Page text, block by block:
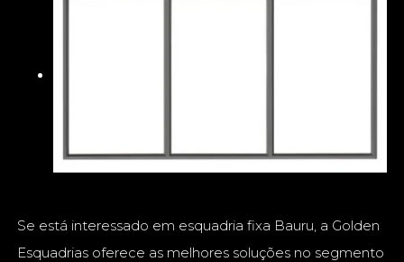
Se está interessado em esquadria fixa Bauru, a Golden
Esquadrias oferece as melhores soluções no segmento